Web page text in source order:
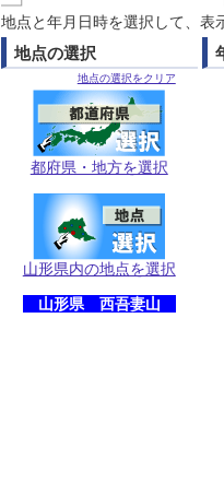
地点と年月日時を選択して、表
地点の選択
地点の選択をクリア
都府県・地方を選択
山形県内の地点を選択
山形県 西吾妻山